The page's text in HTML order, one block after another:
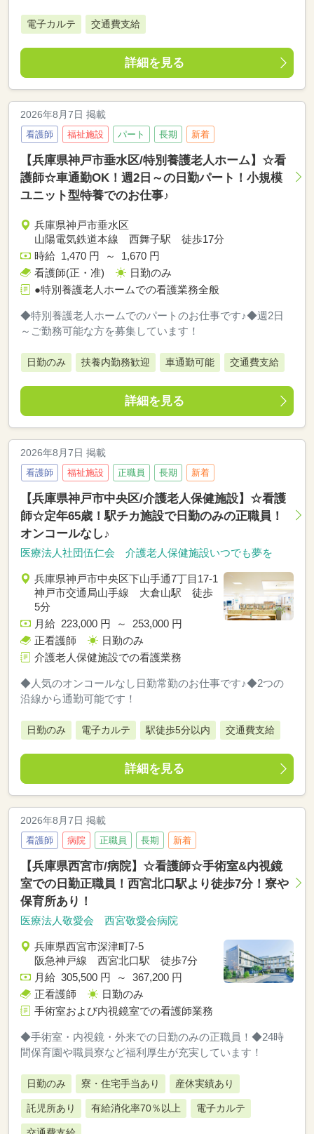
電子カルテ 交通費支給
詳細を見る
2026年8月7日 掲載
看護師 福祉施設 パート 長期 新着
【兵庫県神戸市垂水区/特別養護老人ホーム】☆看
護師☆車通勤OK！週2日～の日勤パート！小規模
ユニット型特養でのお仕事♪
兵庫県神戸市垂水区
山陽電気鉄道本線 西舞子駅 徒歩17分
時給 1,470 円 ～ 1,670 円
看護師(正・准)
日勤のみ
●特別養護老人ホームでの看護業務全般
◆特別養護老人ホームでのパートのお仕事です♪◆週2日
～ご勤務可能な方を募集しています！
日勤のみ 扶養内勤務歓迎 車通勤可能 交通費支給
詳細を見る
2026年8月7日 掲載
看護師 福祉施設 正職員 長期 新着
【兵庫県神戸市中央区/介護老人保健施設】☆看護
師☆定年65歳！駅チカ施設で日勤のみの正職員！
オンコールなし♪
医療法人社団伍仁会 介護老人保健施設いつでも夢を
兵庫県神戸市中央区下山手通7丁目17-1
神戸市交通局山手線 大倉山駅 徒歩
5分
月給 223,000 円 ～ 253,000 円
正看護師
日勤のみ
介護老人保健施設での看護業務
◆人気のオンコールなし日勤常勤のお仕事です♪◆2つの
沿線から通勤可能です！
日勤のみ 電子カルテ 駅徒歩5分以内 交通費支給
詳細を見る
2026年8月7日 掲載
看護師 病院 正職員 長期 新着
【兵庫県西宮市/病院】☆看護師☆手術室&内視鏡
室での日勤正職員！西宮北口駅より徒歩7分！寮や
保育所あり！
医療法人敬愛会 西宮敬愛会病院
兵庫県西宮市深津町7-5
阪急神戸線 西宮北口駅 徒歩7分
月給 305,500 円 ～ 367,200 円
正看護師
日勤のみ
手術室および内視鏡室での看護師業務
◆手術室・内視鏡・外来での日勤のみの正職員！◆24時
間保育園や職員寮など福利厚生が充実しています！
日勤のみ 寮・住宅手当あり 産休実績あり
託児所あり 有給消化率70％以上 電子カルテ